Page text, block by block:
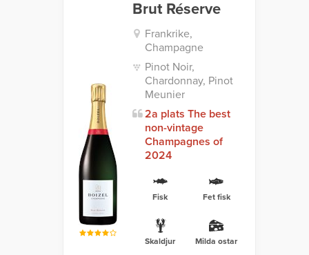
Brut Réserve
Frankrike,
Champagne
Pinot Noir,
Chardonnay, Pinot
Meunier
2a plats The best
non-vintage
Champagnes of
2024
Fisk Fet fisk
Skaldjur Milda ostar